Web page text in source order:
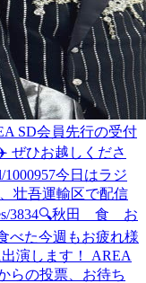
SD会員先行の受付
ぜひお越しくださ
1000957今日はラジ
壮吾運輸区で配信
3834🔍秋田 食 お
べた今週もお疲れ様
出演します！ AREA
らの投票、お待ち